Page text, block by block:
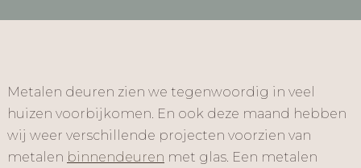
Metalen deuren zien we tegenwoordig in veel
huizen voorbijkomen. En ook deze maand hebben
wij weer verschillende projecten voorzien van
metalen binnendeuren met glas. Een metalen